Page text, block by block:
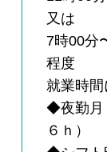
又は
7時00分
程度
就業時
◆夜勤月
６ｈ）